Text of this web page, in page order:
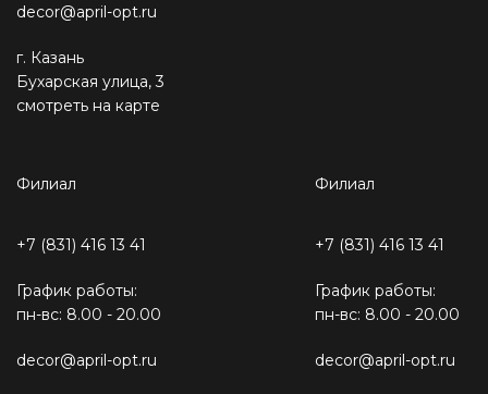
decor@april-opt.ru
г. Казань
Бухарская улица, 3
смотреть на карте
Филиал
+7 (831) 416 13 41
График работы:
пн-вс: 8.00 - 20.00
decor@april-opt.ru
Филиал
+7 (831) 416 13 41
График работы:
пн-вс: 8.00 - 20.00
decor@april-opt.ru